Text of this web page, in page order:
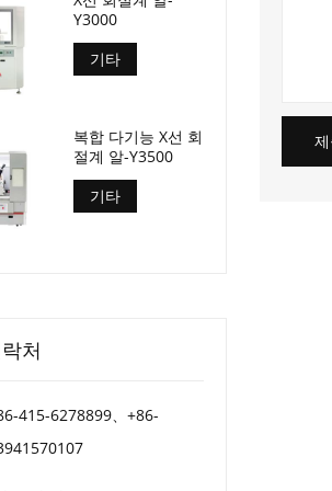
Y3000
기타
복합 다기능 X선 회
절계 알-Y3500
기타
처
415-6278899、+86-